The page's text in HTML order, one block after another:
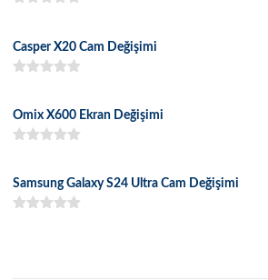
Casper X20 Cam Değişimi
Omix X600 Ekran Değişimi
Samsung Galaxy S24 Ultra Cam Değişimi